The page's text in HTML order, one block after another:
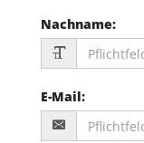
Nachname:
E-Mail: